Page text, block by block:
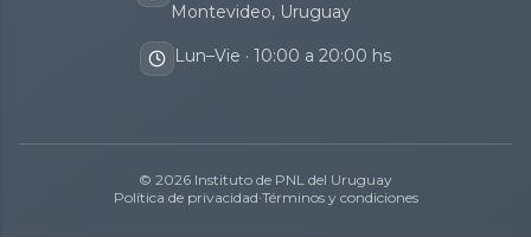
Montevideo, Uruguay
Lun–Vie · 10:00 a 20:00 hs
© 2026 Instituto de PNL del Uruguay
Política de privacidad·Términos y condiciones